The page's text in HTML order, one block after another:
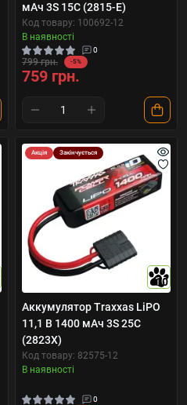
мАч 3S 15C (2815-E)
Код товару: 100692-12
В наявності
0
799 грн. -5%
759 грн.
Акція Закінчується
10
Аккумулятор Traxxas LiPO
11,1 В 1400 мАч 3S 25C
(2823X)
Код товару: 82575-12
В наявності
0